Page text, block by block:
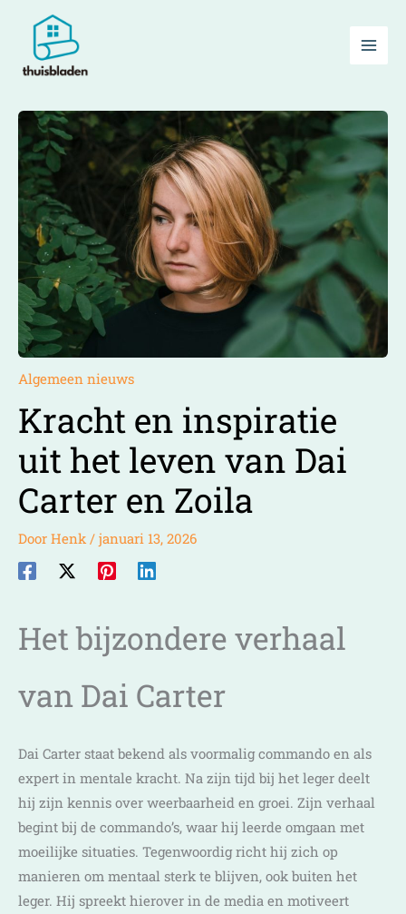
Algemeen nieuws
Kracht en inspiratie
uit het leven van Dai
Carter en Zoila
Door Henk/ januari 13, 2026
Het bijzondere verhaal
van Dai Carter
Dai Carter staat bekend als voormalig commando en als
expert in mentale kracht. Na zijn tijd bij het leger deelt
hij zijn kennis over weerbaarheid en groei. Zijn verhaal
begint bij de commando’s, waar hij leerde omgaan met
moeilijke situaties. Tegenwoordig richt hij zich op
manieren om mentaal sterk te blijven, ook buiten het
leger. Hij spreekt hierover in de media en motiveert